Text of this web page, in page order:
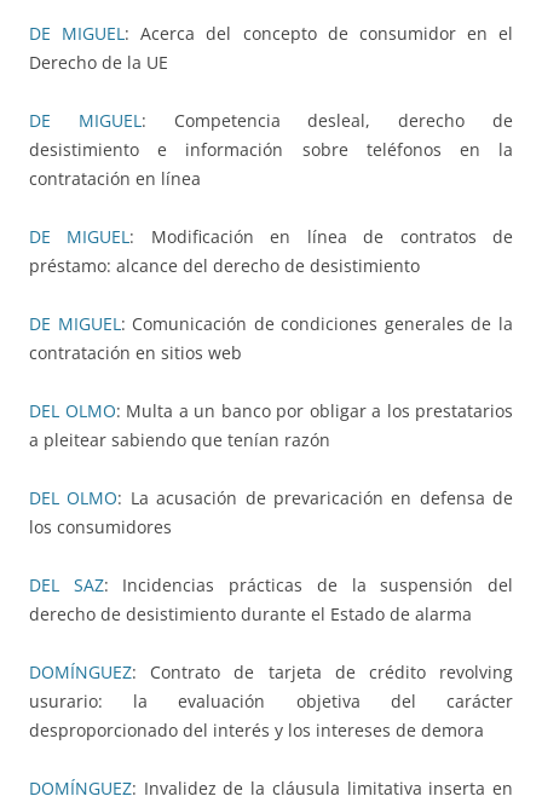
DE MIGUEL: Acerca del concepto de consumidor en el
Derecho de la UE
DE MIGUEL: Competencia desleal, derecho de
desistimiento e información sobre teléfonos en la
contratación en línea
DE MIGUEL: Modificación en línea de contratos de
préstamo: alcance del derecho de desistimiento
DE MIGUEL: Comunicación de condiciones generales de la
contratación en sitios web
DEL OLMO: Multa a un banco por obligar a los prestatarios
a pleitear sabiendo que tenían razón
DEL OLMO: La acusación de prevaricación en defensa de
los consumidores
DEL SAZ: Incidencias prácticas de la suspensión del
derecho de desistimiento durante el Estado de alarma
DOMÍNGUEZ: Contrato de tarjeta de crédito revolving
usurario: la evaluación objetiva del carácter
desproporcionado del interés y los intereses de demora
DOMÍNGUEZ: Invalidez de la cláusula limitativa inserta en